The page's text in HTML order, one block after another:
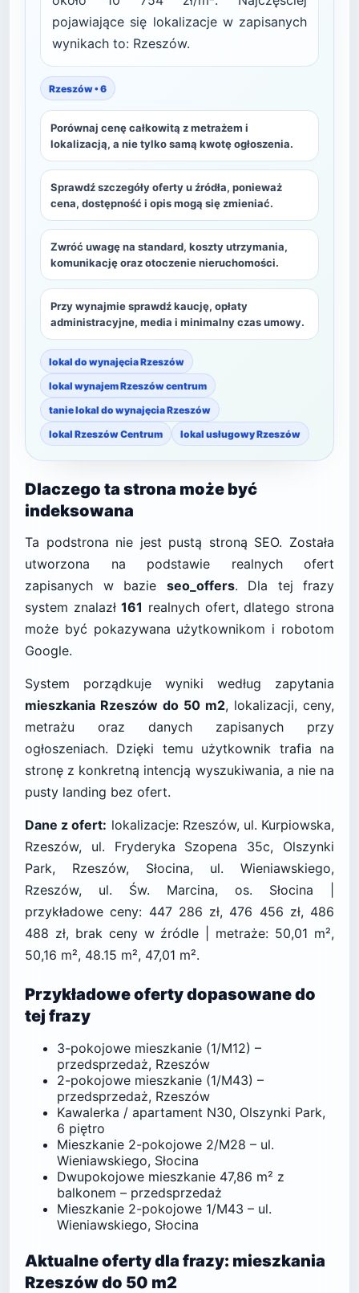
pojawiające się lokalizacje w zapisanych
wynikach to: Rzeszów.
Rzeszów • 6
Porównaj cenę całkowitą z metrażem i
lokalizacją, a nie tylko samą kwotę ogłoszenia.
Sprawdź szczegóły oferty u źródła, ponieważ
cena, dostępność i opis mogą się zmieniać.
Zwróć uwagę na standard, koszty utrzymania,
komunikację oraz otoczenie nieruchomości.
Przy wynajmie sprawdź kaucję, opłaty
administracyjne, media i minimalny czas umowy.
lokal do wynajęcia Rzeszów
lokal wynajem Rzeszów centrum
tanie lokal do wynajęcia Rzeszów
lokal Rzeszów Centrum
lokal usługowy Rzeszów
Dlaczego ta strona może być
indeksowana
Ta podstrona nie jest pustą stroną SEO. Została
utworzona na podstawie realnych ofert
zapisanych w bazie seo_offers. Dla tej frazy
system znalazł161 realnych ofert, dlatego strona
może być pokazywana użytkownikom i robotom
Google.
System porządkuje wyniki według zapytania
mieszkania Rzeszów do 50 m2, lokalizacji, ceny,
metrażu oraz danych zapisanych przy
ogłoszeniach. Dzięki temu użytkownik trafia na
stronę z konkretną intencją wyszukiwania, a nie na
pusty landing bez ofert.
Dane z ofert: lokalizacje: Rzeszów, ul. Kurpiowska,
Rzeszów, ul. Fryderyka Szopena 35c, Olszynki
Park, Rzeszów, Słocina, ul. Wieniawskiego,
Rzeszów, ul. Św. Marcina, os. Słocina |
przykładowe ceny: 447 286 zł, 476 456 zł, 486
488 zł, brak ceny w źródle | metraże: 50,01 m²,
50,16 m², 48.15 m², 47,01 m².
Przykładowe oferty dopasowane do
tej frazy
3-pokojowe mieszkanie (1/M12) –
przedsprzedaż, Rzeszów
2-pokojowe mieszkanie (1/M43) –
przedsprzedaż, Rzeszów
Kawalerka / apartament N30, Olszynki Park,
6 piętro
Mieszkanie 2-pokojowe 2/M28 – ul.
Wieniawskiego, Słocina
Dwupokojowe mieszkanie 47,86 m² z
balkonem – przedsprzedaż
Mieszkanie 2-pokojowe 1/M43 – ul.
Wieniawskiego, Słocina
Aktualne oferty dla frazy: mieszkania
Rzeszów do 50 m2